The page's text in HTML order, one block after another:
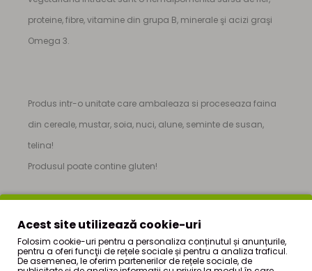
proteine, fibre, vitamine din grupa B, minerale şi acizi graşi
Omega 3.
Produs intr-o unitate care ambaleaza si proceseaza faina
din cereale, mustar, soia, nuci, alune, seminte de susan,
telina!
Produsul poate contine gluten!
TARA DE ORIGINE:CHINA
Acest site utilizează cookie-uri
Folosim cookie-uri pentru a personaliza conținutul și anunțurile,
pentru a oferi funcţii de rețele sociale și pentru a analiza traficul.
De asemenea, le oferim partenerilor de rețele sociale, de